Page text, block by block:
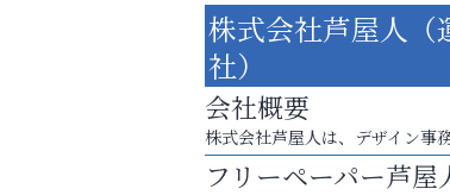
査定のプロが心を込めて出張査
ご不要品の売却はトレファク出
そうさくてっぱん樹
株式会社芦屋人（
社）
会社概要
株式会社芦屋人は、デザイン事
フリーペーパー芦屋